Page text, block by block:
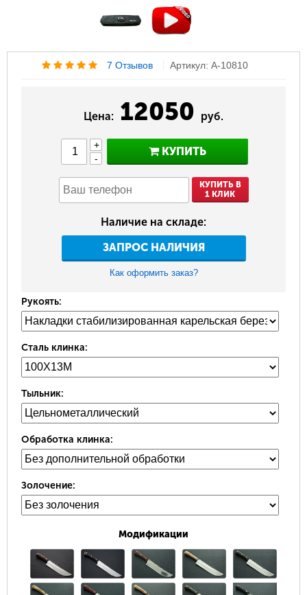
7 Отзывов Артикул: A-10810
Цена: 12050 руб.
+
-
КУПИТЬ
КУПИТЬ В
1 КЛИК
Наличие на складе:
ЗАПРОС НАЛИЧИЯ
Как оформить заказ?
Рукоять:
Сталь клинка:
Тыльник:
Обработка клинка:
Золочение:
Модификации